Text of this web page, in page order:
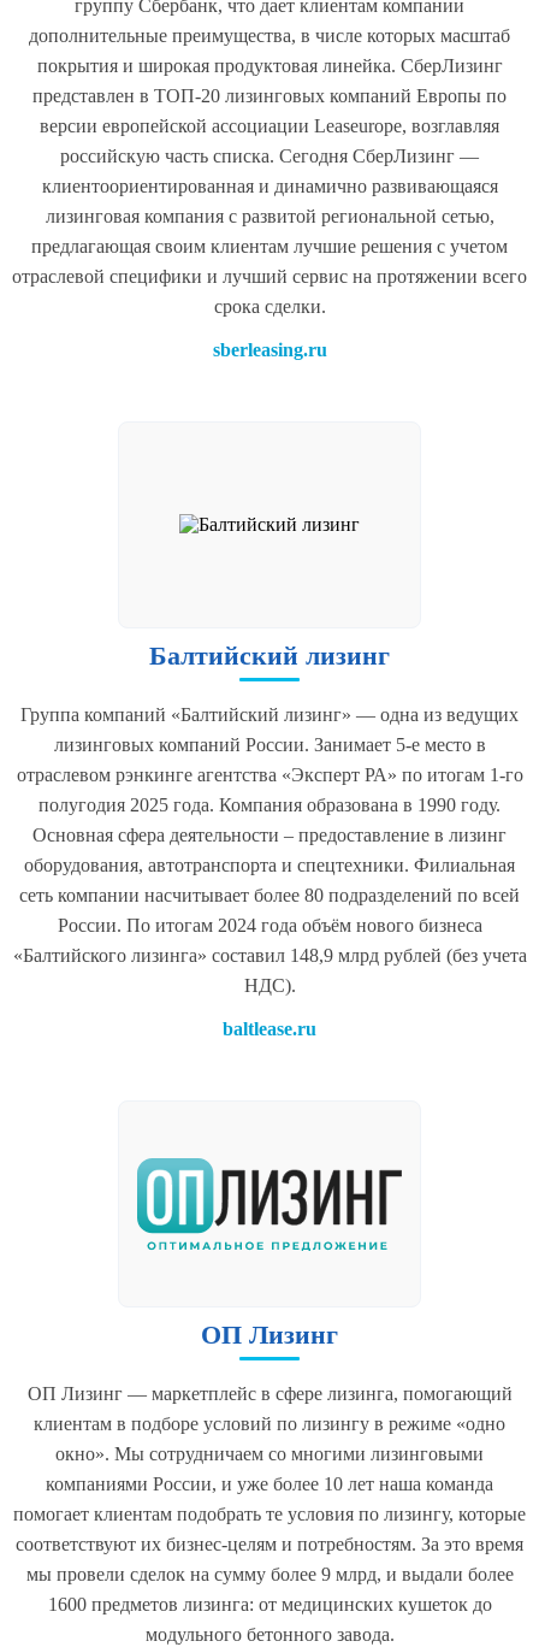
группу Сбербанк, что дает клиентам компании
дополнительные преимущества, в числе которых масштаб
покрытия и широкая продуктовая линейка. СберЛизинг
представлен в ТОП-20 лизинговых компаний Европы по
версии европейской ассоциации Leaseurope, возглавляя
российскую часть списка. Сегодня СберЛизинг —
клиентоориентированная и динамично развивающаяся
лизинговая компания с развитой региональной сетью,
предлагающая своим клиентам лучшие решения с учетом
отраслевой специфики и лучший сервис на протяжении всего
срока сделки.
sberleasing.ru
Балтийский лизинг
Группа компаний «Балтийский лизинг» — одна из ведущих
лизинговых компаний России. Занимает 5-е место в
отраслевом рэнкинге агентства «Эксперт РА» по итогам 1-го
полугодия 2025 года. Компания образована в 1990 году.
Основная сфера деятельности – предоставление в лизинг
оборудования, автотранспорта и спецтехники. Филиальная
сеть компании насчитывает более 80 подразделений по всей
России. По итогам 2024 года объём нового бизнеса
«Балтийского лизинга» составил 148,9 млрд рублей (без учета
НДС).
baltlease.ru
ОП Лизинг
ОП Лизинг — маркетплейс в сфере лизинга, помогающий
клиентам в подборе условий по лизингу в режиме «одно
окно». Мы сотрудничаем со многими лизинговыми
компаниями России, и уже более 10 лет наша команда
помогает клиентам подобрать те условия по лизингу, которые
соответствуют их бизнес-целям и потребностям. За это время
мы провели сделок на сумму более 9 млрд, и выдали более
1600 предметов лизинга: от медицинских кушеток до
модульного бетонного завода.